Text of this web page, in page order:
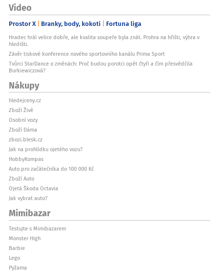
Video
Prostor X Branky, body, kokoti Fortuna liga
Hradec hrál velice dobře, ale kvalita soupeře byla znát. Prohra na hřišti, výhra v
hledišti.
Závěr tiskové konference nového sportovního kanálu Prima Sport
Tvůrci StarDance o změnách: Proč budou porotci opět čtyři a čím přesvědčila
Burkiewiczová?
Nákupy
hledejceny.cz
Zboží Živě
Osobní vozy
Zboží Dáma
zbozi.blesk.cz
Jak na prohlídku ojetého vozu?
HobbyKompas
Auto pro začátečníka do 100 000 Kč
Zboží Auto
Ojetá Škoda Octavia
Jak vybrat auto?
Mimibazar
Testujte s Mimibazarem
Monster High
Barbie
Lego
Pyžama